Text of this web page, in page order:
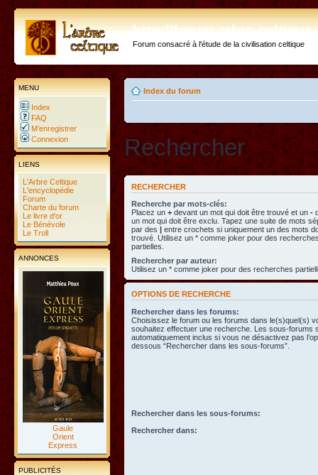
http://forum.arbre-
Forum consacré à l'étude de la civilisation celtique
MENU
Index
FAQ
M’enregistrer
Connexion
LIENS
L'Arbre Celtique
L'encyclopédie
Forum
Charte du forum
Le livre d'or
Le Bénévole
Le Troll
ANNONCES
Gaule
Orient
Express
PUBLICITÉS
Index du forum
Rechercher
RECHERCHER
Recherche par mots-clés:
Placez un + devant un mot qui doit être trouvé et un -
un mot qui doit être exclu. Tapez une suite de mots
par des | entre crochets si uniquement un des mots
trouvé. Utilisez un * comme joker pour des
partielles.
Rechercher par auteur:
Utilisez un * comme joker pour des recherches
OPTIONS DE RECHERCHE
Rechercher dans les forums:
Choisissez le forum ou les forums dans le(s)quel(s)
souhaitez effectuer une recherche. Les sous-forums
automatiquement inclus si vous ne désactivez pas
dessous “Rechercher dans les sous-forums”.
Rechercher dans les sous-forums:
Rechercher dans: